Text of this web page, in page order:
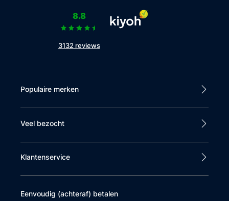
8.8
3132 reviews
Populaire merken
Veel bezocht
Klantenservice
Eenvoudig (achteraf) betalen